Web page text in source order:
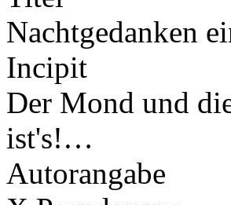
Nachtgedanken
Incipit
Der Mond und
ist's!…
Autorangabe